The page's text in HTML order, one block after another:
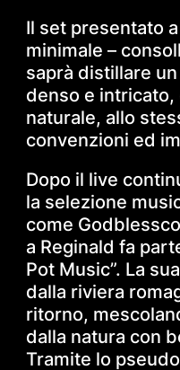
Il set presentato
minimale –
saprà distillare
denso e intricato,
naturale, allo
convenzioni ed
Dopo il live
la selezione
come
a Reginald fa
Pot Music”. La
dalla riviera
ritorno,
dalla natura con
Tramite lo